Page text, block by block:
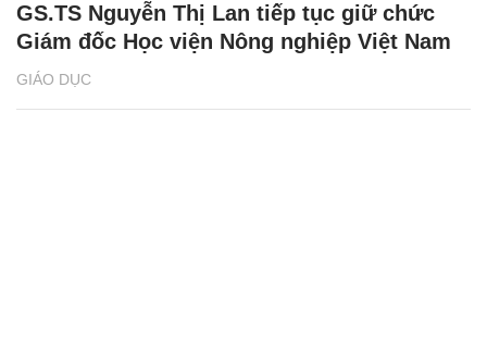
GIÁO DỤC
GS.TS Nguyễn Thị Lan tiếp tục giữ chức
Giám đốc Học viện Nông nghiệp Việt Nam